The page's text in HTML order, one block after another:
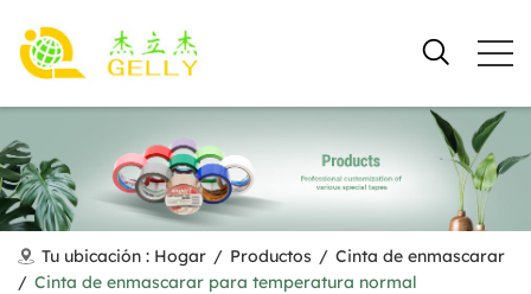
Tu ubicación : Hogar / Productos / Cinta de enmascarar
/ Cinta de enmascarar para temperatura normal